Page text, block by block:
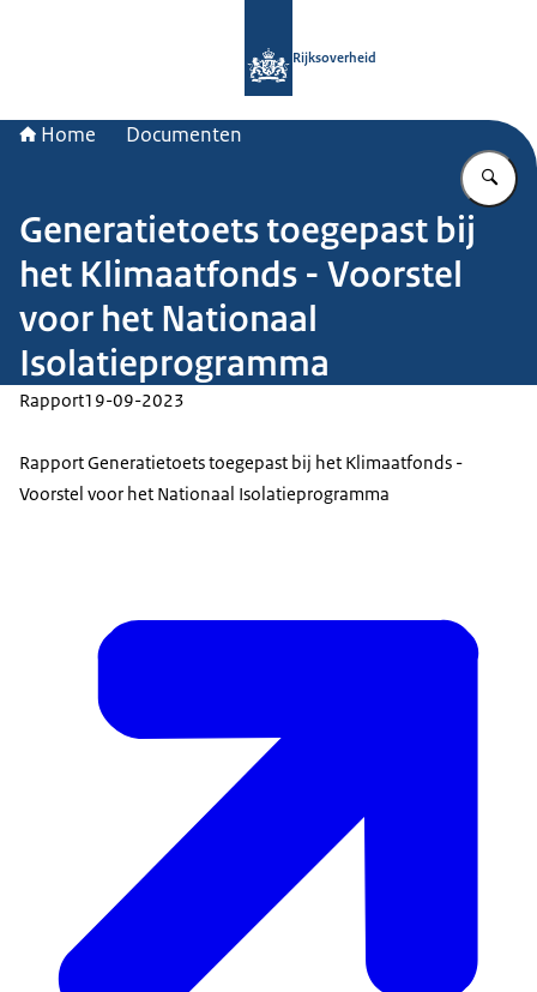
Rijksoverheid
Home Documenten
Generatietoets toegepast bij
het Klimaatfonds - Voorstel
voor het Nationaal
Isolatieprogramma
Rapport19-09-2023
Rapport Generatietoets toegepast bij het Klimaatfonds -
Voorstel voor het Nationaal Isolatieprogramma